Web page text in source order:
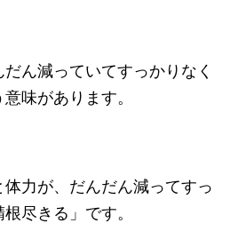
だん減っていてすっかりなく
味があります。
力が、だんだん減ってすっ
尽きる」です。